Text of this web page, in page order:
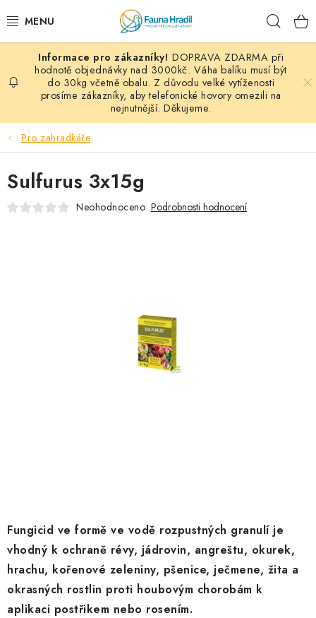
na
PAPOUŠCI A EXOTI
ZRNINY A OBILOVINY
MDM KRMIVA
BLOG
KONTAKT
ZNAČKY
Slevy Naše prodejna
Doprava a platba
Detail objednávky
Velkoobchod
Obchodní podmínky
DOPRAVA ZDARMA při
hodnotě objednávky nad 3000kč. Váha balíku musí být
do 30kg včetně obalu. Z důvodu velké vytíženosti
prosíme zákazníky, aby telefonické hovory omezili na
nejnutnější. Děkujeme.
Pro zahradkáře
Fungicid ve formě ve vodě rozpustných granulí je
vhodný k ochraně révy, jádrovin, angreštu, okurek,
hrachu, kořenové zeleniny, pšenice, ječmene, žita a
okrasných rostlin proti houbovým chorobám k
aplikaci postřikem nebo rosením.
Sulfurus 3x15g
Neohodnoceno Podrobnosti hodnocení